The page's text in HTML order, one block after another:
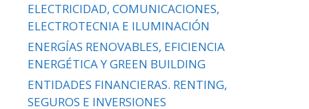
ELECTRICIDAD, COMUNICACIONES,
ELECTROTECNIA E ILUMINACIÓN
ENERGÍAS RENOVABLES, EFICIENCIA
ENERGÉTICA Y GREEN BUILDING
ENTIDADES FINANCIERAS. RENTING,
SEGUROS E INVERSIONES